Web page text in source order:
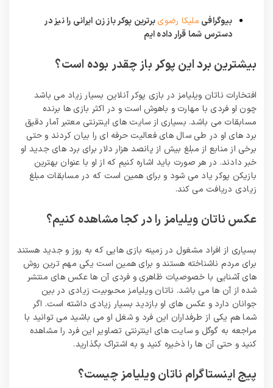
بیوگرافی ملیکا رضویبرترین پوکر باز زن ایرانی را نیز در
دسترس شما قرار داده ایم
بیشترین برد این پوکر باز چقدر بوده است؟
افتخارات ناتان ویلیامز در بازی پوکر آنلاین بسیار زیاد می باشد
چون او فردی با مهارت و باهوش است و در اکثر بازی ها برنده
مسابقات می باشد. بسیاری از سایت های اینترنتی معتبر آمار دقیق
برد های او در طی سال های فعالیت حرفه ای را بیان کردند و حتی
برخی از منابع از مبلغ بیش از پانصد هزار دلار برای برد های جدید او
خبر دادند. در هر صورت باید اشاره کنیم که از او با عنوان بهترین
بازیکن پوکر یاد می شود و برای همین است که در مسابقات مبلغ
زیادی دریافت می کند.
عکس ناتان ویلیامز را در کجا مشاهده کنیم؟
بسیاری از افراد مشغول در زمینه بازی هایی که به روز و جدید هستند
برای مردم ناشناخته هستند و برای همین است یکی مهم ترین روش
های آشنایی با خصوصیات ظاهری و فردی آن ها عکس های منتشر
شده از آن ها می باشد. ناتان ویلیامز محبوبیت زیادی در بین
جوانان دارد و عکس های او بازدید بسیار زیادی داشته است. اگر
شما هم یکی از طرفداران این فرد و شغل او می باشید می توانید با
مراجعه به گوگل و سایت های اینترنتی تصاویر این فرد را مشاهده
کنید و حتی آن ها را ذخیره کنید و به اشتراک بگذارید.
پیج اینستاگرام ناتان ویلیامز چیست؟